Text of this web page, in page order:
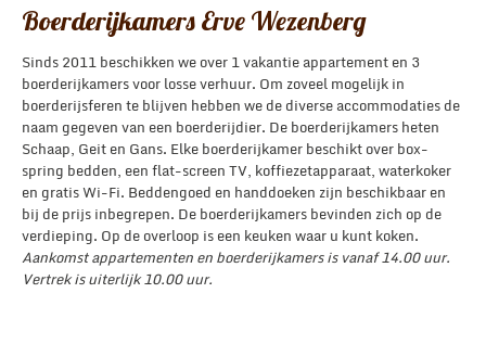
Boerderijkamers Erve Wezenberg
Sinds 2011 beschikken we over 1 vakantie appartement en 3
boerderijkamers voor losse verhuur. Om zoveel mogelijk in
boerderijsferen te blijven hebben we de diverse accommodaties de
naam gegeven van een boerderijdier. De boerderijkamers heten
Schaap, Geit en Gans. Elke boerderijkamer beschikt over box-
spring bedden, een flat-screen TV, koffiezetapparaat, waterkoker
en gratis Wi-Fi. Beddengoed en handdoeken zijn beschikbaar en
bij de prijs inbegrepen. De boerderijkamers bevinden zich op de
verdieping. Op de overloop is een keuken waar u kunt koken.
Aankomst appartementen en boerderijkamers is vanaf 14.00 uur.
Vertrek is uiterlijk 10.00 uur.